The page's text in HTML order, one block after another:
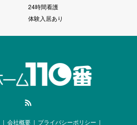
24時間看護
体験入居あり
会社概要 プライバシーポリシー